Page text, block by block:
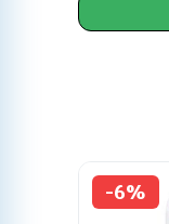
-6%